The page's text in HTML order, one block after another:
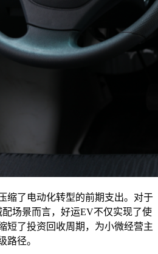
缩了电动化转型的前期支出。对于
配场景而言，好运EV不仅实现了使
短了投资回收周期，为小微经营主
路径。